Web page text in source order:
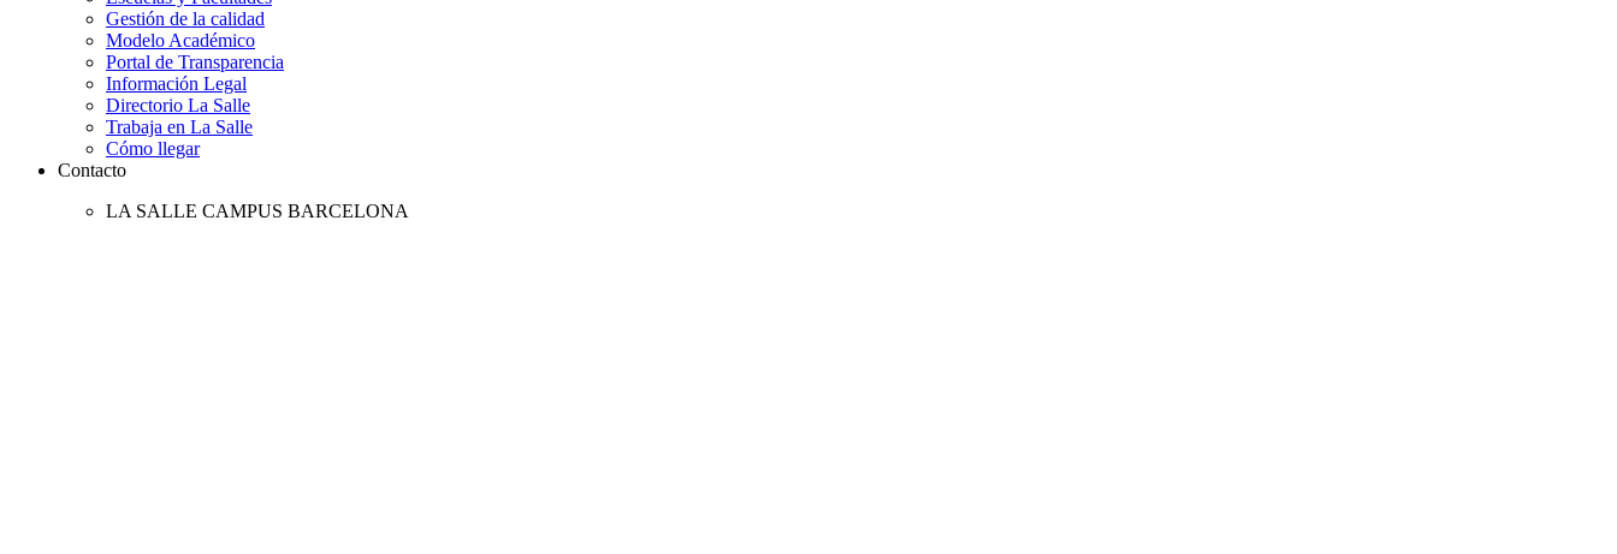
Gestión de la calidad
Modelo Académico
Portal de Transparencia
Información Legal
Directorio La Salle
Trabaja en La Salle
Cómo llegar
Contacto
LA SALLE CAMPUS BARCELONA